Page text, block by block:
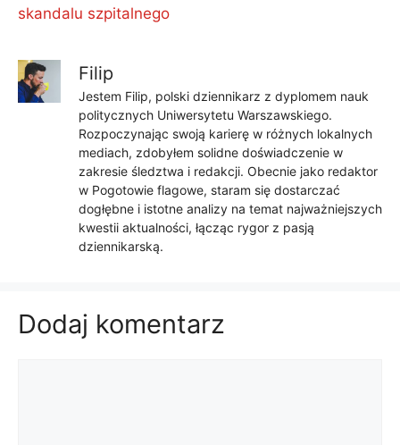
skandalu szpitalnego
Filip
Jestem Filip, polski dziennikarz z dyplomem nauk
politycznych Uniwersytetu Warszawskiego.
Rozpoczynając swoją karierę w różnych lokalnych
mediach, zdobyłem solidne doświadczenie w
zakresie śledztwa i redakcji. Obecnie jako redaktor
w Pogotowie flagowe, staram się dostarczać
dogłębne i istotne analizy na temat najważniejszych
kwestii aktualności, łącząc rygor z pasją
dziennikarską.
Dodaj komentarz